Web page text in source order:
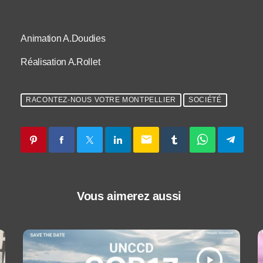
Animation A.Doudies
Réalisation A.Rollet
RACONTEZ-NOUS VOTRE MONTPELLIER SOCIÉTÉ
email
Vous aimerez aussi
play_arrow